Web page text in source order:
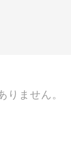
りません。